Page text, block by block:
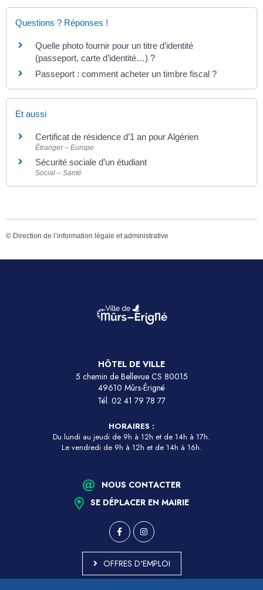
Questions ? Réponses !
Quelle photo fournir pour un titre d’identité
(passeport, carte d’identité…) ?
Passeport : comment acheter un timbre fiscal ?
Et aussi
Certificat de résidence d’1 an pour Algérien
Étranger – Europe
Sécurité sociale d’un étudiant
Social – Santé
© Direction de l’information légale et administrative
HÔTEL DE VILLE
5 chemin de Bellevue CS 80015
49610 Mûrs-Érigné
Tél. 02 41 79 78 77
HORAIRES :
Du lundi au jeudi de 9h à 12h et de 14h à 17h.
Le vendredi de 9h à 12h et de 14h à 16h.
NOUS CONTACTER
SE DÉPLACER EN MAIRIE
OFFRES D'EMPLOI